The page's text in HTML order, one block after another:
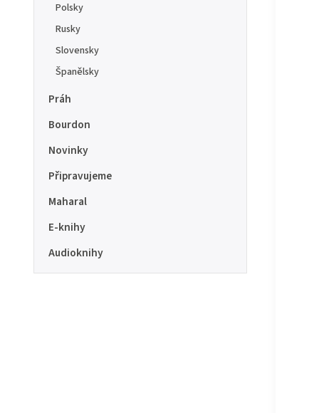
Polsky
Rusky
Slovensky
Španělsky
Práh
Bourdon
Novinky
Připravujeme
Maharal
E-knihy
Audioknihy